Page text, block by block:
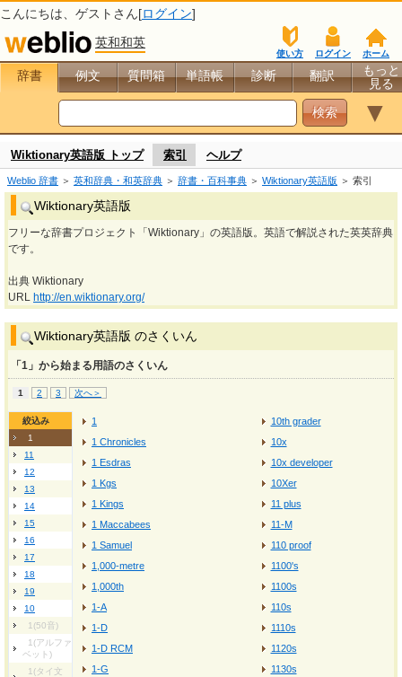
こんにちは、 ゲスト さん[ログイン]
英和和英
ホーム
ログイン
使い方
辞書 例文 質問箱 単語帳 診断 翻訳
もっと
見る
▼
Wiktionary英語版 トップ 索引 ヘルプ
Weblio 辞書 ＞ 英和辞典・和英辞典 ＞ 辞書・百科事典 ＞ Wiktionary英語版 ＞ 索引
Wiktionary英語版
フリーな辞書プロジェクト「Wiktionary」の英語版。英語で解説された英英辞典
です。
出典 Wiktionary
URL http://en.wiktionary.org/
Wiktionary英語版 のさくいん
「1」から始まる用語のさくいん
1 2 3 次へ＞
絞込み
1
11
12
13
14
15
16
17
18
19
10
1(50音)
1(アルファ
ベット)
1(タイ文
1
1 Chronicles
1 Esdras
1 Kgs
1 Kings
1 Maccabees
1 Samuel
1,000-metre
1,000th
1-A
1-D
1-D RCM
1-G
10th grader
10x
10x developer
10Xer
11 plus
11-M
110 proof
1100's
1100s
110s
1110s
1120s
1130s